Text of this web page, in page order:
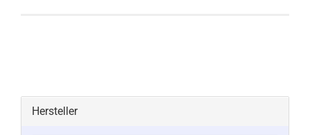
Hersteller